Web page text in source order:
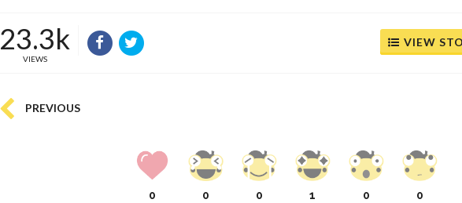
23.3k
VIEWS
VIEW
PREVIOUS
0 0 0 1 0 0